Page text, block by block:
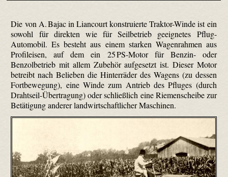
Die von A. Bajac in Liancourt konstruierte Traktor-Winde ist ein
sowohl für direkten wie für Seilbetrieb geeignetes Pflug-
Automobil. Es besteht aus einem starken Wagenrahmen aus
Profileisen, auf dem ein 25 PS-Motor für Benzin- oder
Benzolbetrieb mit allem Zubehör aufgesetzt ist. Dieser Motor
betreibt nach Belieben die Hinterräder des Wagens (zu dessen
Fortbewegung), eine Winde zum Antrieb des Pfluges (durch
Drahtseil-Übertragung) oder schließlich eine Riemenscheibe zur
Betätigung anderer landwirtschaftlicher Maschinen.